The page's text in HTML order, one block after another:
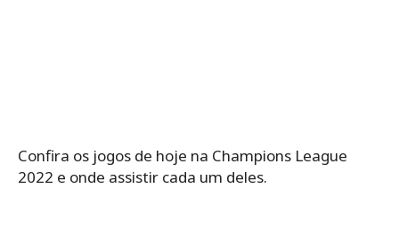
Confira os jogos de hoje na Champions League
2022 e onde assistir cada um deles.